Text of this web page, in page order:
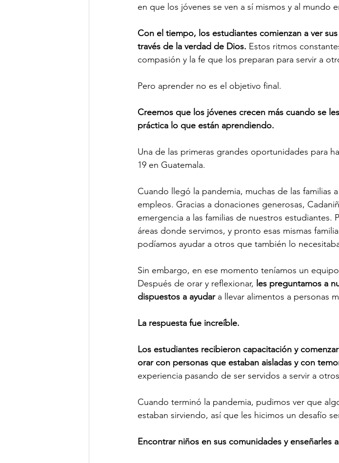
en que los jóvenes se ven a sí mismos y al mundo
Con el tiempo, los estudiantes comienzan a ver
través de la verdad de Dios. Estos ritmos
compasión y la fe que los preparan para servir a
Pero aprender no es el objetivo final.
Creemos que los jóvenes crecen más cuando se
práctica lo que están aprendiendo.
Una de las primeras grandes oportunidades para
19 en Guatemala.
Cuando llegó la pandemia, muchas de las familias
empleos. Gracias a donaciones generosas,
emergencia a las familias de nuestros estudiantes.
áreas donde servimos, y pronto esas mismas
podíamos ayudar a otros que también lo
Sin embargo, en ese momento teníamos un
Después de orar y reflexionar, les preguntamos a
dispuestos a ayudar a llevar alimentos a personas
La respuesta fue increíble.
Los estudiantes recibieron capacitación y
orar con personas que estaban aisladas y con
experiencia pasando de ser servidos a servir a
Cuando terminó la pandemia, pudimos ver que
estaban sirviendo, así que les hicimos un desafío
Encontrar niños en sus comunidades y enseñarles